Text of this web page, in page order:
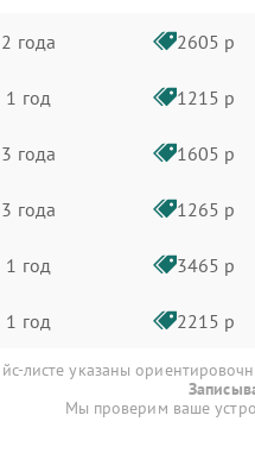
2 года 2605 р
1 год 1215 р
3 года 1605 р
3 года 1265 р
1 год 3465 р
1 год 2215 р
листе указаны
Мы проверим ваше